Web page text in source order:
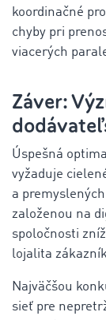
koordinačné
chyby pri
viacerých
Záver:
Úspešná
vyžaduje
a
založenou na
spoločnosti
lojalita
Najväčšou
sieť pre